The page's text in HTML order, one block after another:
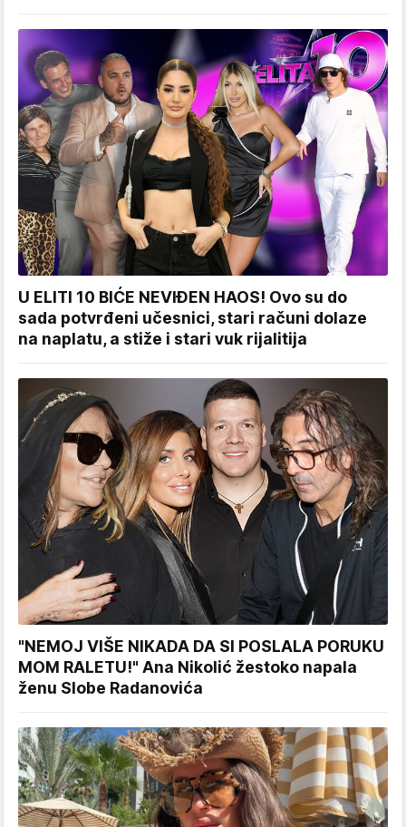
U ELITI 10 BIĆE NEVIĐEN HAOS! Ovo su do
sada potvrđeni učesnici, stari računi dolaze
na naplatu, a stiže i stari vuk rijalitija
"NEMOJ VIŠE NIKADA DA SI POSLALA PORUKU
MOM RALETU!" Ana Nikolić žestoko napala
ženu Slobe Radanovića